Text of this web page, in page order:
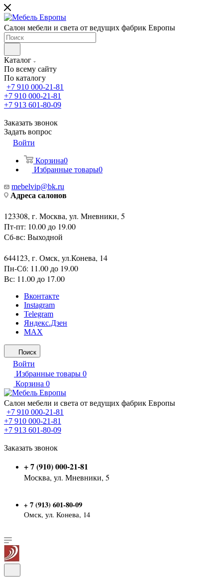
Салон мебели и света от ведущих фабрик Европы
Каталог
По всему сайту
По каталогу
+7 910 000-21-81
+7 910 000-21-81
+7 913 601-80-09
Заказать звонок
Задать вопрос
Войти
Корзина0
Избранные товары0
mebelvip@bk.ru
Адреса салонов
123308, г. Москва, ул. Мневники, 5
Пт-пт: 10.00 до 19.00
Сб-вс: Выходной
644123, г. Омск, ул.Конева, 14
Пн-Сб: 11.00 до 19.00
Вс: 11.00 до 17.00
Вконтакте
Instagram
Telegram
Яндекс.Дзен
MAX
Поиск
Войти
Избранные товары 0
Корзина 0
Салон мебели и света от ведущих фабрик Европы
+7 910 000-21-81
+7 910 000-21-81
+7 913 601-80-09
Заказать звонок
+ 7 (910) 000-21-81
Москва, ул. Мневники, 5
+ 7 (913) 601-80-09
Омск, ул. Конева, 14